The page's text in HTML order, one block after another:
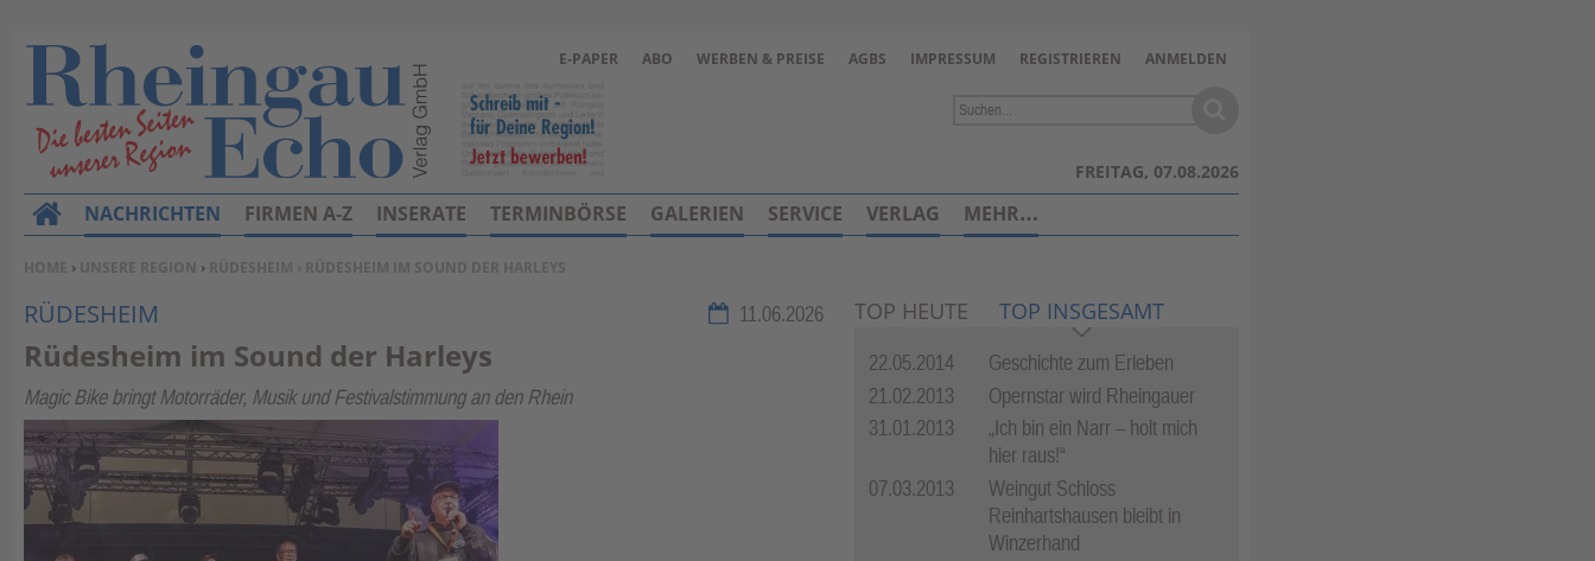
FREITAG, 07.08.2026
E-PAPER ABO WERBEN & PREISE AGBS IMPRESSUM REGISTRIEREN ANMELDEN
SIE BEFINDEN SICH HIER:
HOME › UNSERE REGION › RÜDESHEIM › RÜDESHEIM IM SOUND DER HARLEYS
RÜDESHEIM 11.06.2026
Rüdesheim im Sound der Harleys
Magic Bike bringt Motorräder, Musik und Festivalstimmung an den Rhein
TOP HEUTE TOP INSGESAMT
22.05.2014
Geschichte zum Erleben
21.02.2013
Opernstar wird Rheingauer
31.01.2013
„Ich bin ein Narr – holt mich
hier raus!“
07.03.2013
Weingut Schloss
Reinhartshausen bleibt in
Winzerhand
H
o
m
e
NACHRICHTEN FIRMEN A-Z INSERATE TERMINBÖRSE GALERIEN SERVICE VERLAG MEHR…